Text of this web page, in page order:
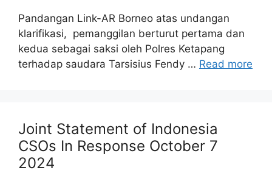
Pandangan Link-AR Borneo atas undangan
klarifikasi, pemanggilan berturut pertama dan
kedua sebagai saksi oleh Polres Ketapang
terhadap saudara Tarsisius Fendy … Read more
Joint Statement of Indonesia
CSOs In Response October 7
2024